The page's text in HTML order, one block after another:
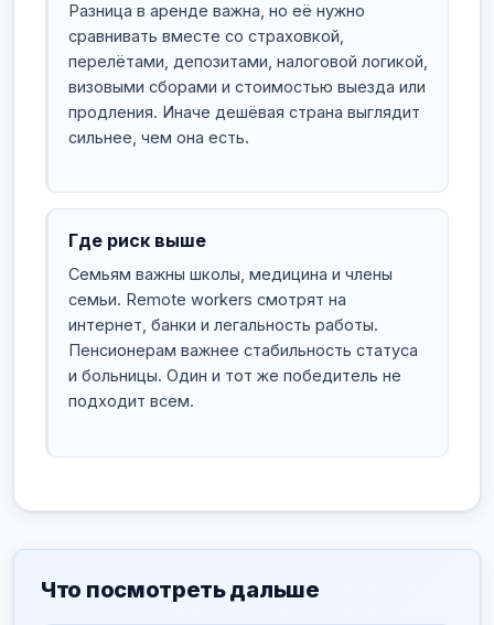
Разница в аренде важна, но её нужно
сравнивать вместе со страховкой,
перелётами, депозитами, налоговой логикой,
визовыми сборами и стоимостью выезда или
продления. Иначе дешёвая страна выглядит
сильнее, чем она есть.
Где риск выше
Семьям важны школы, медицина и члены
семьи. Remote workers смотрят на
интернет, банки и легальность работы.
Пенсионерам важнее стабильность статуса
и больницы. Один и тот же победитель не
подходит всем.
Что посмотреть дальше